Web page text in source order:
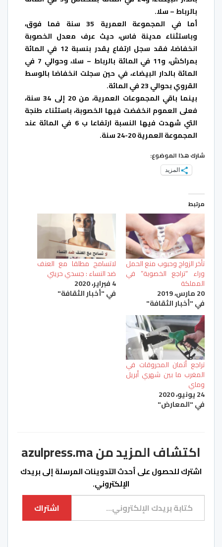
بالرباط – سلا.
أما في المجموعة العمرية 35 سنة فما فوق،
وباستثناء مدينة فاس، حيث عرف معدل الخصوبة
انخفاضا، فقد سجل ارتفاع يقدر بنسبة 12 في المائة
بمراكش، و11 في المائة بالرباط – سلا، وحوالي 7 في
المائة بالدار البيضاء، في حين سجلت انخفاضا بالوسط
القروي بحوالي 23 في المائة.
بينما باقي المجموعات العمرية، من 20 إلى 34 سنة،
فعلى العموم انخفضت فيها الخصوبة، باستثناء طنجة
التي شهدت فيها النسبة ارتفاعا ب 6 في المائة عند
المجموعة العمرية 20-24 سنة.
شارك هذا الموضوع:
المزيد
مرتبط
تأخر الزواج وحبوب منع الحمل
وراء “تراجع الخصوبة” في
المملكة
20 مارس، 2019
في "أخبار الثقافة"
ﻻتسامح مطلقا مع العنف
ضد النساء : جسدي حريتي
4 فبراير، 2020
في "أخبار الثقافة"
تراجع أثمان المحروقات في
المغرب ما بين شهري أبريل
وماي
24 يونيو، 2020
في "المعارض"
اكتشاف المزيد من azulpress.ma
اشترك للحصول على أحدث التدوينات المرسلة إلى بريدك
الإلكتروني.
كتابة بريدك الإلكتروني...
اشتراك